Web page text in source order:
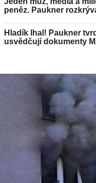
peněz. Paukner
Hladík lhal! Paukner
usvědčují dokumenty